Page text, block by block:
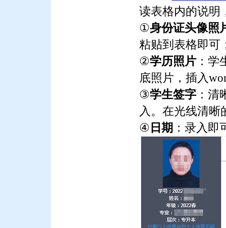
读表格内的说明
①身份证头像照
粘贴到表格即可
②学历照片：学
底照片，插入
③学生签字：清
入。在光线清晰
④ 日期 ：录入即